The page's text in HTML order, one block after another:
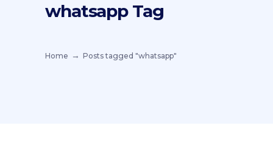
whatsapp Tag
Home Posts tagged "whatsapp"